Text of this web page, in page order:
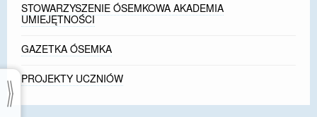
STOWARZYSZENIE ÓSEMKOWA AKADEMIA
UMIEJĘTNOŚCI
GAZETKA ÓSEMKA
PROJEKTY UCZNIÓW